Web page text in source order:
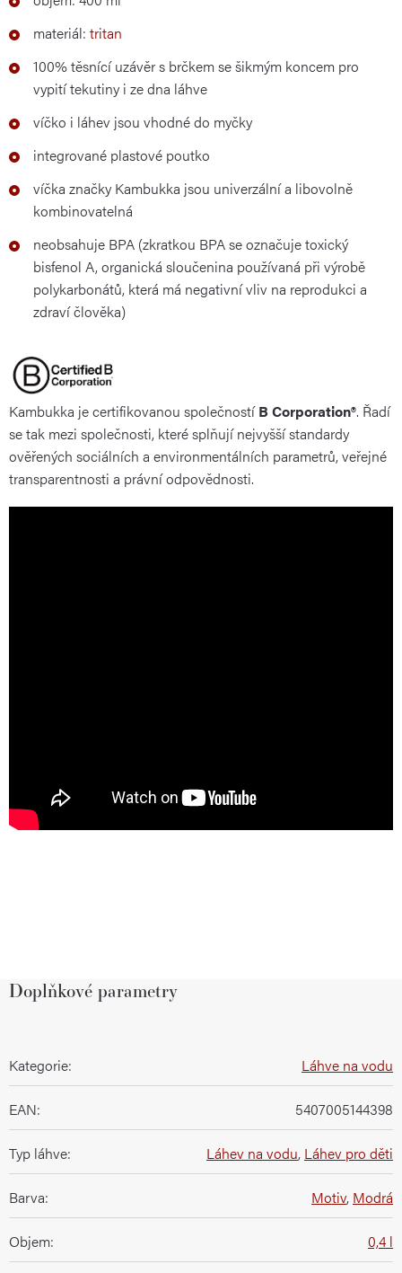
materiál: tritan
100% těsnící uzávěr s brčkem se šikmým koncem pro
vypití tekutiny i ze dna láhve
víčko i láhev jsou vhodné do myčky
integrované plastové poutko
víčka značky Kambukka jsou univerzální a libovolně
kombinovatelná
neobsahuje BPA (zkratkou BPA se označuje toxický
bisfenol A, organická sloučenina používaná při výrobě
polykarbonátů, která má negativní vliv na reprodukci a
zdraví člověka)
Kambukka je certifikovanou společnostíB Corporation®. Řadí
se tak mezi společnosti, které splňují nejvyšší standardy
ověřených sociálních a environmentálních parametrů, veřejné
transparentnosti a právní odpovědnosti.
Doplňkové parametry
Kategorie: Láhve na vodu
EAN: 5407005144398
Typ láhve: Láhev na vodu, Láhev pro děti
Barva: Motiv, Modrá
Objem: 0,4 l